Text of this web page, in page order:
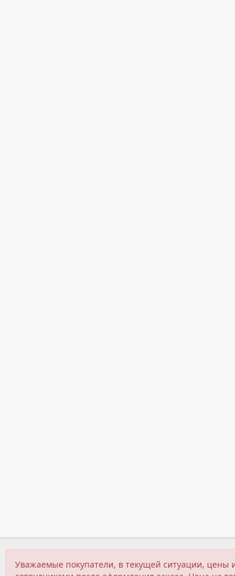
Уважаемые покупатели, в текущей ситуации, цены